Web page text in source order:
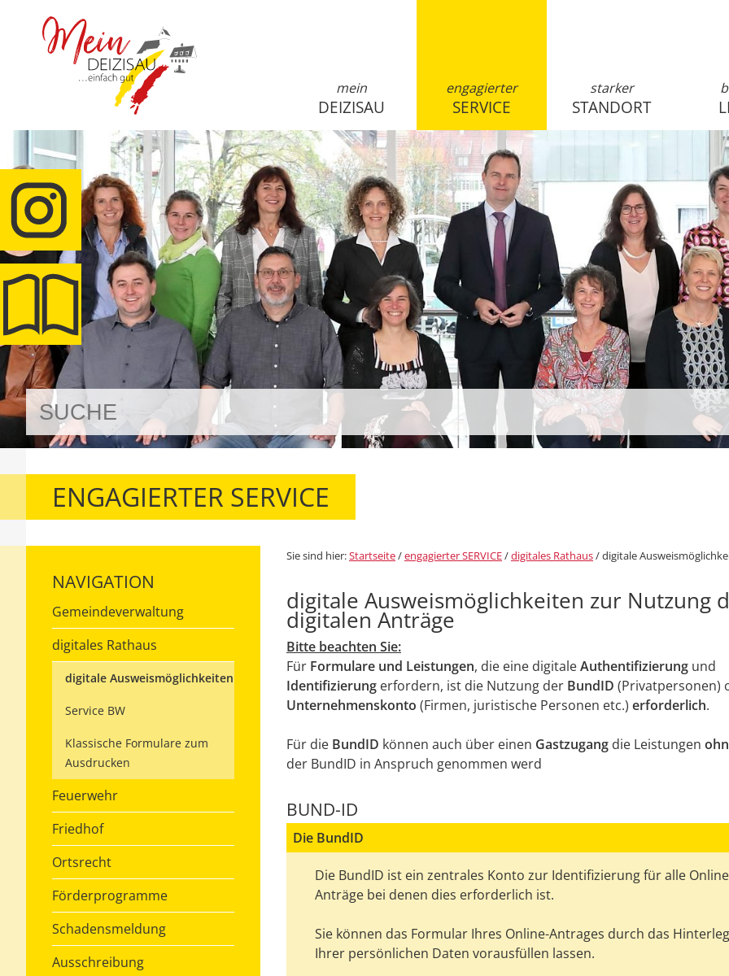
mein
DEIZISAU
engagierter
SERVICE
starker
STANDORT
ENGAGIERTER SERVICE
NAVIGATION
Gemeindeverwaltung
digitales Rathaus
digitale Ausweismöglichkeiten
Service BW
Klassische Formulare zum
Ausdrucken
Feuerwehr
Friedhof
Ortsrecht
Förderprogramme
Schadensmeldung
Ausschreibung
Sie sind hier:Startseite/engagierter SERVICE/digitales Rathaus/digitale
digitale Ausweismöglichkeiten zur Nutzung
digitalen Anträge
Bitte beachten Sie:
Für Formulare und Leistungen, die eine digitaleAuthentifizierung und
Identifizierung erfordern, ist die Nutzung der BundID (Privatpersonen)
Unternehmenskonto (Firmen, juristische Personen etc.) erforderlich.
Für die BundID können auch über einen Gastzugang die Leistungen
der BundID in Anspruch genommen werd
BUND-ID
Die BundID
Die BundID ist ein zentrales Konto zur Identifizierung für alle
Anträge bei denen dies erforderlich ist.
Sie können das Formular Ihres Online-Antrages durch das
Ihrer persönlichen Daten vorausfüllen lassen.